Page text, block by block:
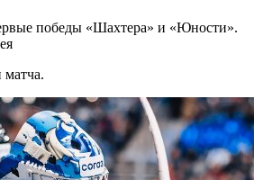
победы «Шахтера» и «Юности».
матча.